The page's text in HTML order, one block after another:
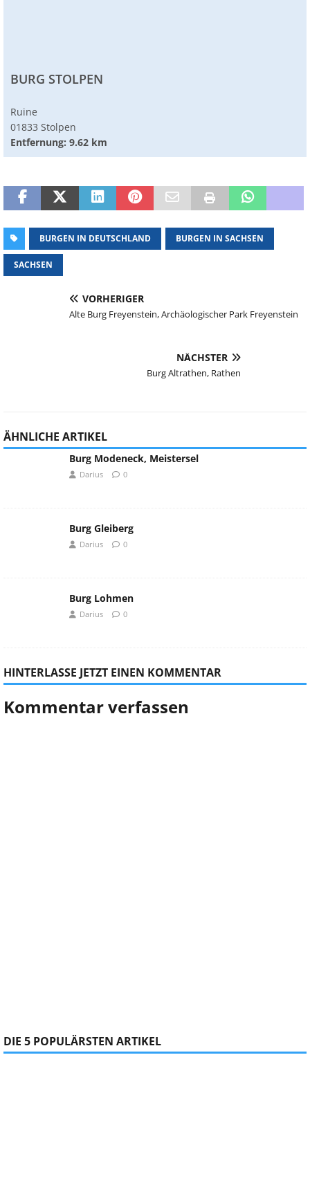
BURG STOLPEN
Ruine
01833 Stolpen
Entfernung: 9.62 km
BURGEN IN DEUTSCHLAND BURGEN IN SACHSEN
SACHSEN
VORHERIGER
Alte Burg Freyenstein, Archäologischer Park Freyenstein
NÄCHSTER
Burg Altrathen, Rathen
ÄHNLICHE ARTIKEL
Burg Modeneck, Meistersel
Darius 0
Burg Gleiberg
Darius 0
Burg Lohmen
Darius 0
HINTERLASSE JETZT EINEN KOMMENTAR
Kommentar verfassen
DIE 5 POPULÄRSTEN ARTIKEL